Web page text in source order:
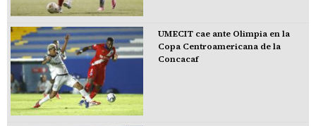
UMECIT cae ante Olimpia en la
Copa Centroamericana de la
Concacaf